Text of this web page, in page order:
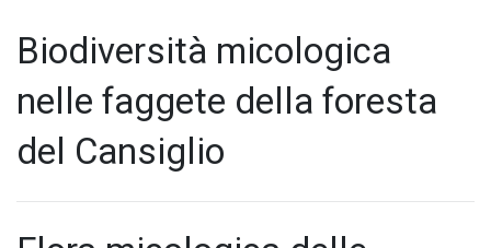
Biodiversità micologica
nelle faggete della foresta
del Cansiglio